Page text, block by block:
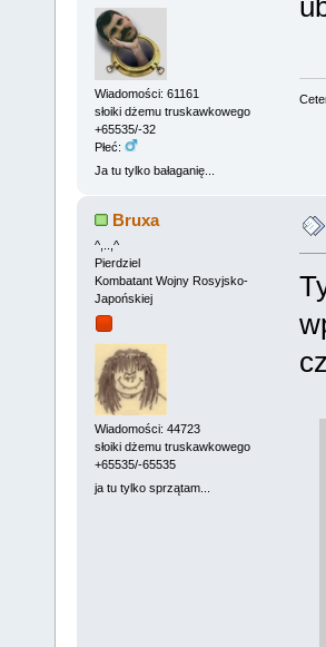
Wiadomości: 61161
słoiki dżemu truskawkowego
+65535/-32
Płeć:
Ja tu tylko bałaganię...
Bruxa
^,..,^
Pierdziel
Kombatant Wojny Rosyjsko-
Japońskiej
Wiadomości: 44723
słoiki dżemu truskawkowego
+65535/-65535
ja tu tylko sprzątam...